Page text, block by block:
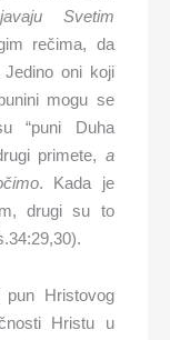
ju Svetim
rečima, da
Jedino oni koji
mogu se
“puni Duha
primete, a
. Kada je
drugi su to
Hristovog
Hristu u